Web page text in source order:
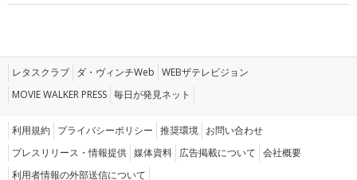
レタスクラブ ダ・ヴィンチWeb WEBザテレビジョン
MOVIE WALKER PRESS 毎日が発見ネット
利用規約 プライバシーポリシー 推奨環境 お問い合わせ
プレスリリース・情報提供 媒体資料 広告掲載について 会社概要
利用者情報の外部送信について